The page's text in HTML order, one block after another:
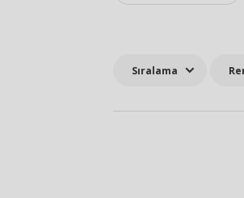
Sıralama